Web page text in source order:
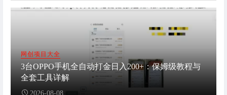
网创项目大全
3台OPPO手机全自动打金日入200+：保姆级教程与
全套工具详解
2026-08-08